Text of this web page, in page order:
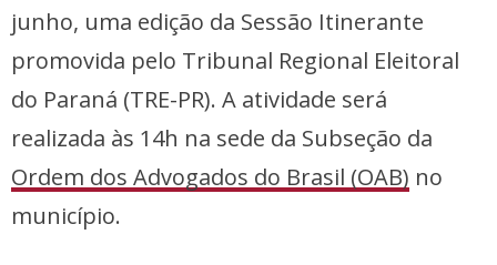
junho, uma edição da Sessão Itinerante
promovida pelo Tribunal Regional Eleitoral
do Paraná (TRE-PR). A atividade será
realizada às 14h na sede da Subseção da
Ordem dos Advogados do Brasil (OAB) no
município.